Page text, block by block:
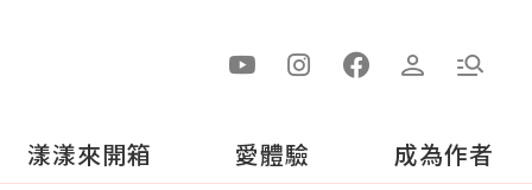
漾漾來開箱 愛體驗 成為作者